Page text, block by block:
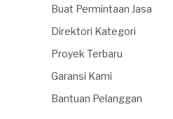
Buat Permintaan Jasa
Direktori Kategori
Proyek Terbaru
Garansi Kami
Bantuan Pelanggan